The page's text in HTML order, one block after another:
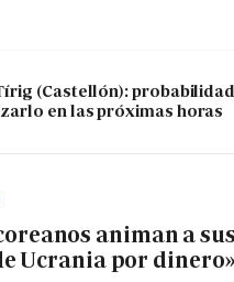
(Castellón):
en las próximas horas
animan a
Ucrania por